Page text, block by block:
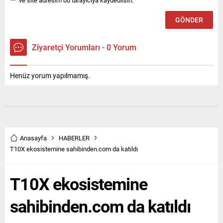
Ziyaretçi Yorumları - 0 Yorum
Henüz yorum yapılmamış.
Anasayfa
HABERLER
T10X ekosistemine sahibinden.com da katıldı
T10X ekosistemine
sahibinden.com da katıldı